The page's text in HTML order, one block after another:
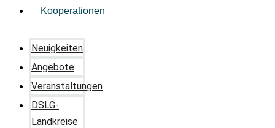
Kooperationen
Neuigkeiten
Angebote
Veranstaltungen
DSLG-
Landkreise